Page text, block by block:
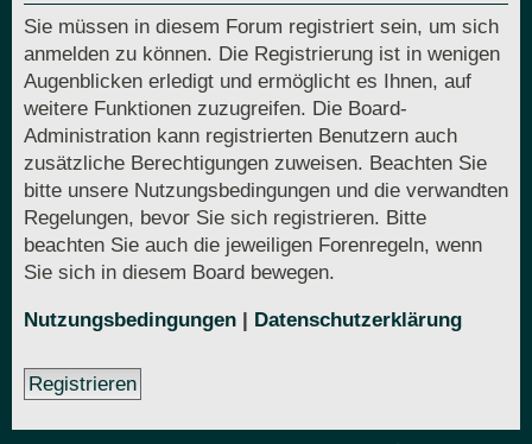
Sie müssen in diesem Forum registriert sein, um sich
anmelden zu können. Die Registrierung ist in wenigen
Augenblicken erledigt und ermöglicht es Ihnen, auf
weitere Funktionen zuzugreifen. Die Board-
Administration kann registrierten Benutzern auch
zusätzliche Berechtigungen zuweisen. Beachten Sie
bitte unsere Nutzungsbedingungen und die verwandten
Regelungen, bevor Sie sich registrieren. Bitte
beachten Sie auch die jeweiligen Forenregeln, wenn
Sie sich in diesem Board bewegen.
Nutzungsbedingungen | Datenschutzerklärung
Registrieren